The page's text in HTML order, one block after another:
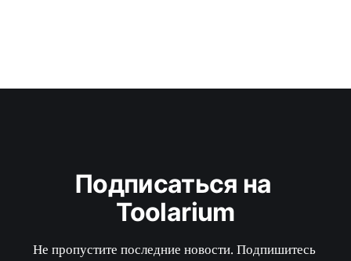
Подписаться на
Toolarium
Не пропустите последние новости. Подпишитесь